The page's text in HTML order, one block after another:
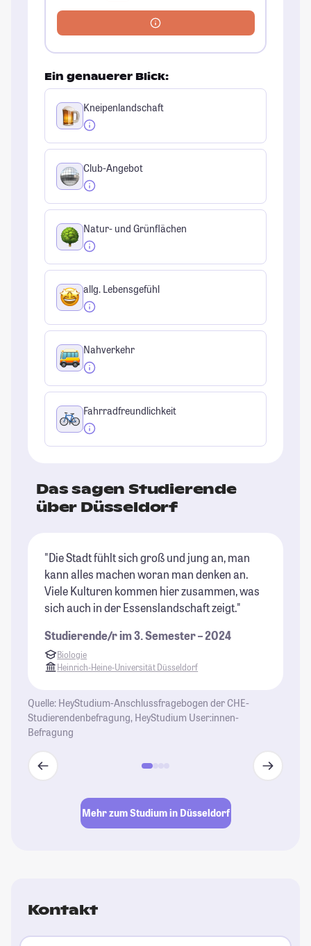
Ein genauerer Blick:
Kneipenlandschaft
Club-Angebot
Natur- und Grünflächen
allg. Lebensgefühl
Nahverkehr
Fahrradfreundlichkeit
Das sagen Studierende
über Düsseldorf
"Die Stadt fühlt sich groß und jung an, man
kann alles machen woran man denken an.
Viele Kulturen kommen hier zusammen, was
sich auch in der Essenslandschaft zeigt."
Studierende/r im 3. Semester – 2024
Biologie
Heinrich-Heine-Universität Düsseldorf
Quelle: HeyStudium-Anschlussfragebogen der CHE-
Studierendenbefragung, HeyStudium User:innen-
Befragung
Mehr zum Studium in Düsseldorf
Kontakt